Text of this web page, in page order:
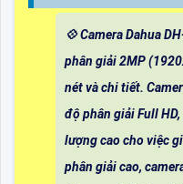
💠 Camera Dahua
phân giải 2MP
nét và chi tiết.
độ phân giải Full
lượng cao cho việc
phân giải cao,